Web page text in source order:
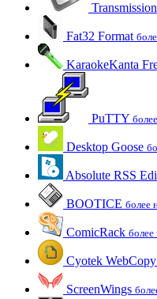
Transmission
Fat32 Format
KaraokeKanta
PuTTY
Desktop Goose
Absolute RSS
BOOTICE более
ComicRack более
Cyotek WebCopy
ScreenWings